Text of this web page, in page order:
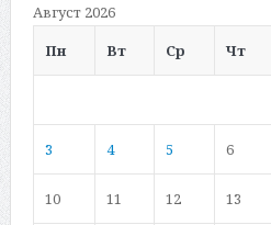
Август 2026
Пн
Вт Ср Чт
3 4 5 6
10 11 12 13